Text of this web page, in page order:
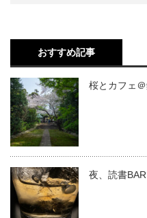
おすすめ記事
桜とカフェ
夜、読書